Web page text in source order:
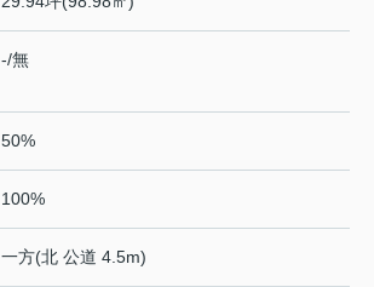
-/無
50%
100%
一方(北 公道 4.5m)